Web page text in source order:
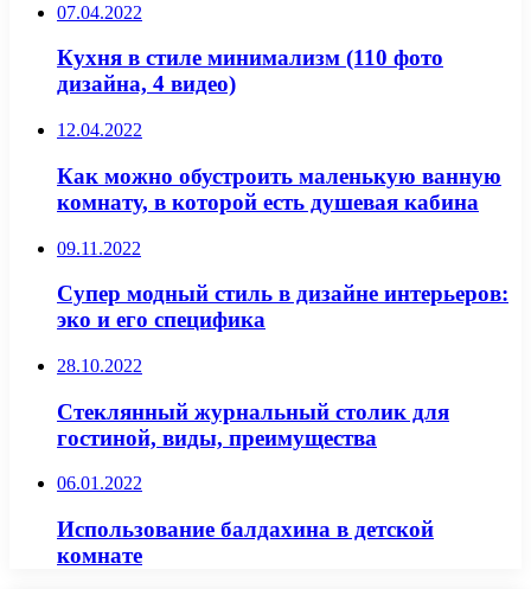
07.04.2022
Кухня в стиле минимализм (110 фото
дизайна, 4 видео)
12.04.2022
Как можно обустроить маленькую ванную
комнату, в которой есть душевая кабина
09.11.2022
Супер модный стиль в дизайне интерьеров:
эко и его специфика
28.10.2022
Стеклянный журнальный столик для
гостиной, виды, преимущества
06.01.2022
Использование балдахина в детской
комнате